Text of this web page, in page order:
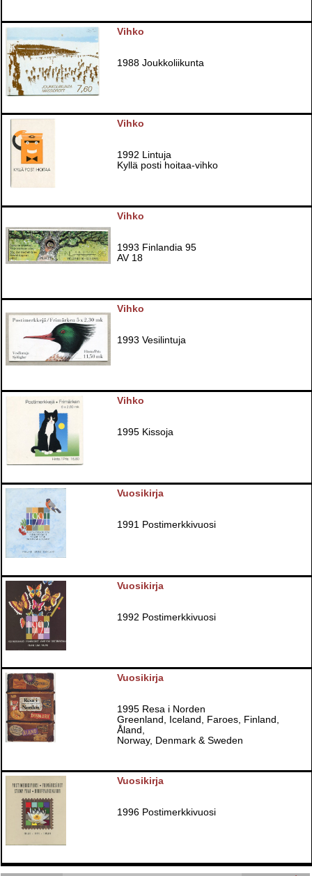
Vihko
1988 Joukkoliikunta
Vihko
1992 Lintuja
Kyllä posti hoitaa-vihko
Vihko
1993 Finlandia 95
AV 18
Vihko
1993 Vesilintuja
Vihko
1995 Kissoja
Vuosikirja
1991 Postimerkkivuosi
Vuosikirja
1992 Postimerkkivuosi
Vuosikirja
1995 Resa i Norden
Greenland, Iceland, Faroes, Finland,
Åland,
Norway, Denmark & Sweden
Vuosikirja
1996 Postimerkkivuosi